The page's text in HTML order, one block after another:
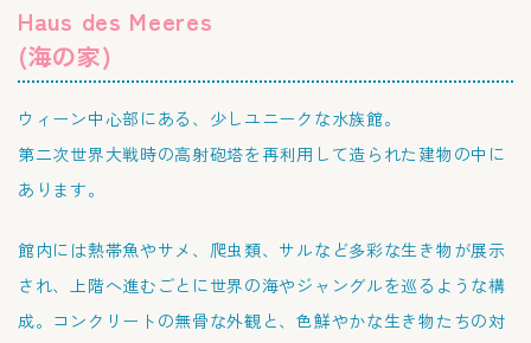
Haus des Meeres
(海の家)
ウィーン中心部にある、少しユニークな水族館。
第二次世界大戦時の高射砲塔を再利用 して造られた建物の中に
あります。
館内には熱帯魚やサメ、爬虫類、サルなど多彩な生き物が展示
され、上階へ進むごとに世界の海やジャングルを巡るような構
成。コンクリートの無骨な外観と、色鮮やかな生き物たちの対